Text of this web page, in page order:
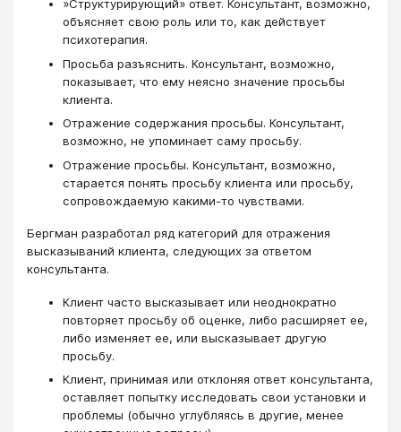
»Структурирующий» ответ. Консультант, возможно,
объясняет свою роль или то, как действует
психотерапия.
Просьба разъяснить. Консультант, возможно,
показывает, что ему неясно значение просьбы
клиента.
Отражение содержания просьбы. Консультант,
возможно, не упоминает саму просьбу.
Отражение просьбы. Консультант, возможно,
старается понять просьбу клиента или просьбу,
сопровождаемую какими-то чувствами.
Бергман разработал ряд категорий для отражения
высказываний клиента, следующих за ответом
консультанта.
Клиент часто высказывает или неоднократно
повторяет просьбу об оценке, либо расширяет ее,
либо изменяет ее, или высказывает другую
просьбу.
Клиент, принимая или отклоняя ответ консультанта,
оставляет попытку исследовать свои установки и
проблемы (обычно углубляясь в другие, менее